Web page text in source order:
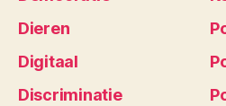
Dieren
Digitaal
Discriminatie